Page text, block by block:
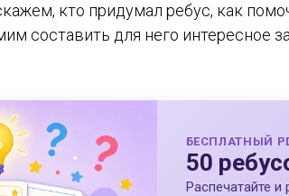
кто придумал ребус, как
составить для него интересное
БЕСПЛАТНЫЙ
50
Распечатайте и